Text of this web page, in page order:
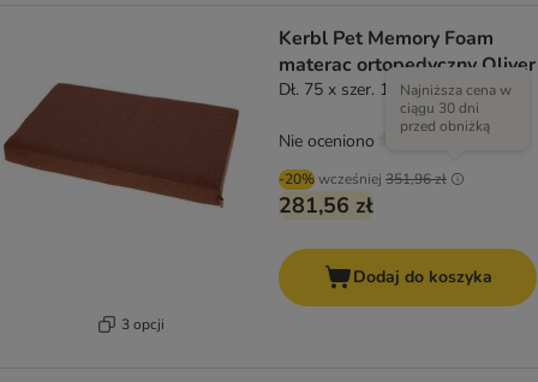
3 opcji
Kerbl Pet Memory Foam
materac ortopedyczny Oliver
Dł. 75 x szer. 115 x wys. 8 cm
-20%wcześniej 351,96 zł
Najniższa cena w
ciągu 30 dni
przed obniżką
281,56 zł
Nie oceniono
Dodaj do koszyka